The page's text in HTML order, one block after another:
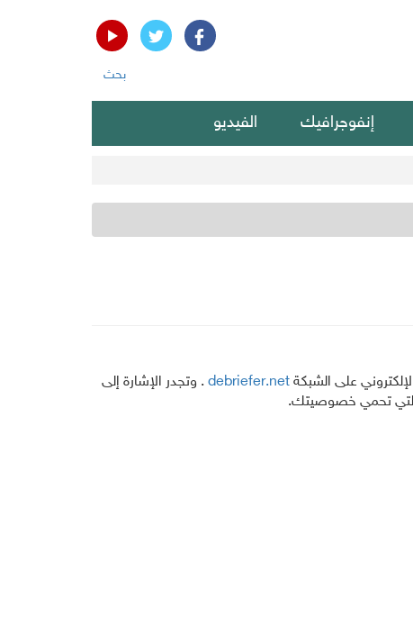
بحث
إنفوجرافيك الفيديو
على الشبكة debriefer.net . وتجدر الإشارة إلى
التي تحمي خصوصيتك.